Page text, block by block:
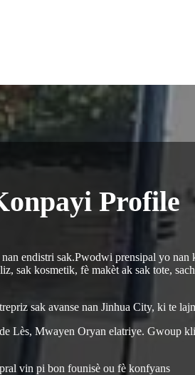
Profile
endistri sak.Pwodwi prensipal yo nan
sak kosmetik, fè makèt ak sak tote,
sak avanse nan Jinhua City, ki te
Mwayen Oryan elatriye. Gwoup
vin pi bon founisè ou fè konfyans